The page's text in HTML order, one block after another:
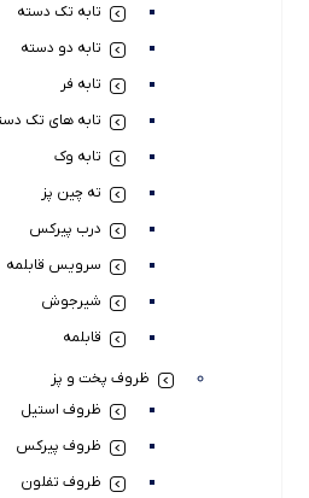
تابه تک دسته
تابه دو دسته
تابه فر
تابه های تک
تابه وک
ته چین پز
درب پیرکس
سرویس قابلمه
شیرجوش
قابلمه
ظروف پخت و پز
ظروف استیل
ظروف پیرکس
ظروف تفلون